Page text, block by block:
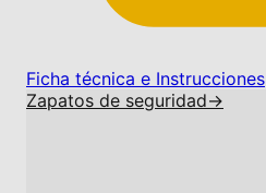
Ficha técnica e Instrucciones
Zapatos de seguridad→